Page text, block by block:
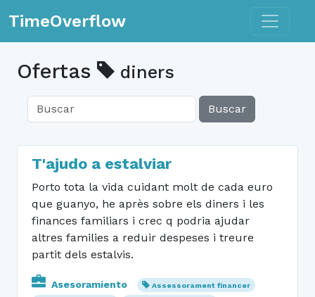
TimeOverflow Toggle
Ofertas diners
Buscar
T'ajudo a estalviar
Porto tota la vida cuidant molt de cada euro
que guanyo, he après sobre els diners i les
finances familiars i crec q podria ajudar
altres families a reduir despeses i treure
partit dels estalvis.
Asesoramiento
Assessorament financer